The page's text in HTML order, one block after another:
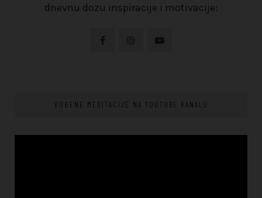
dnevnu dozu inspiracije i motivacije:
VOĐENE MEDITACIJE NA YOUTUBE KANALU